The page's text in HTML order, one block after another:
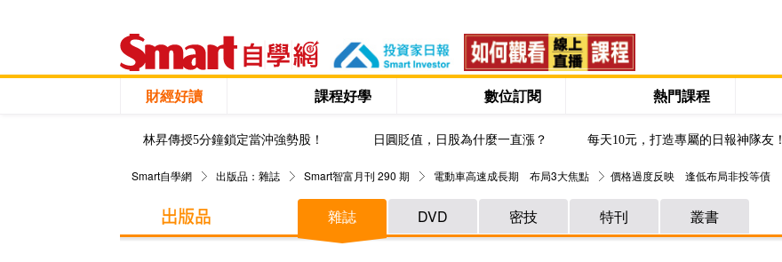
財經好讀 課程好學 數位訂閱 熱門課程
林昇傳授5分鐘鎖定當沖強勢股！ 日圓貶值，日股為什麼一直漲？ 每天10元，打造專屬的日報神隊友！
Smart自學網 出版品：雜誌 Smart智富月刊 290 期 電動車高速成長期 布局3大焦點 價格過度反映 逢低布局非投等債
雜誌 DVD 密技 特刊 叢書